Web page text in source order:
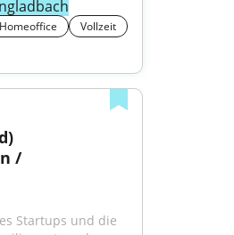
Homeoffice Vollzeit
/
Startups und die